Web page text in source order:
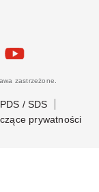
zastrzeżone.
PDS / SDS
prywatności